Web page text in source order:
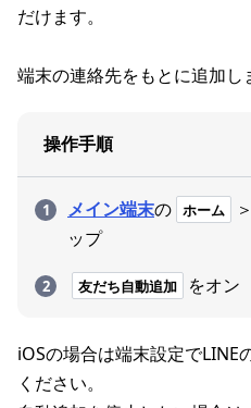
だけます。
端末の連絡先をもとに追加し
操作手順
メイン端末の ホーム ＞
ップ
友だち自動追加 をオン
iOSの場合は端末設定でLINE
ください。